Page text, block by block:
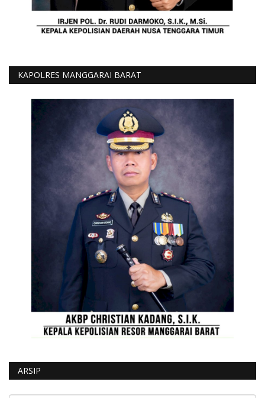
KAPOLRES MANGGARAI BARAT
ARSIP